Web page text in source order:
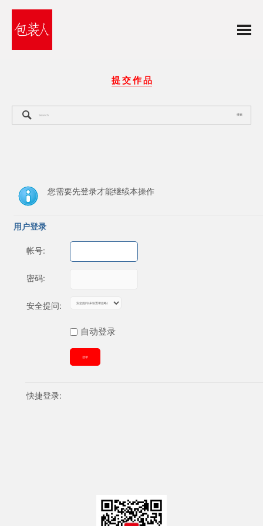
提 交 作 品
搜索
您需要先登录才能继续本操作
用户登录
帐号:
密码:
安全提问:
自动登录
登录
快捷登录: